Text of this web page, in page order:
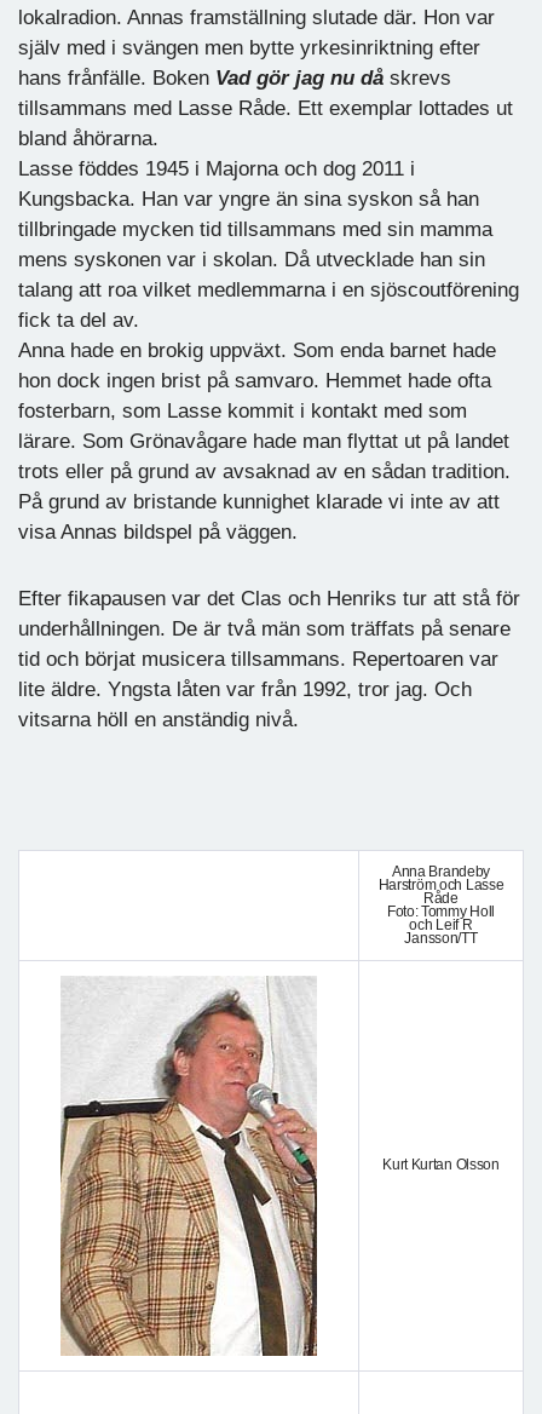
lokalradion. Annas framställning slutade där. Hon var
själv med i svängen men bytte yrkesinriktning efter
hans frånfälle. Boken Vad gör jag nu då skrevs
tillsammans med Lasse Råde. Ett exemplar lottades ut
bland åhörarna.
Lasse föddes 1945 i Majorna och dog 2011 i
Kungsbacka. Han var yngre än sina syskon så han
tillbringade mycken tid tillsammans med sin mamma
mens syskonen var i skolan. Då utvecklade han sin
talang att roa vilket medlemmarna i en sjöscoutförening
fick ta del av.
Anna hade en brokig uppväxt. Som enda barnet hade
hon dock ingen brist på samvaro. Hemmet hade ofta
fosterbarn, som Lasse kommit i kontakt med som
lärare. Som Grönavågare hade man flyttat ut på landet
trots eller på grund av avsaknad av en sådan tradition.
På grund av bristande kunnighet klarade vi inte av att
visa Annas bildspel på väggen.
Efter fikapausen var det Clas och Henriks tur att stå för
underhållningen. De är två män som träffats på senare
tid och börjat musicera tillsammans. Repertoaren var
lite äldre. Yngsta låten var från 1992, tror jag. Och
vitsarna höll en anständig nivå.
Anna Brandeby
Harström och Lasse
Råde
Foto: Tommy Holl
och Leif R
Jansson/TT
Kurt Kurtan Olsson